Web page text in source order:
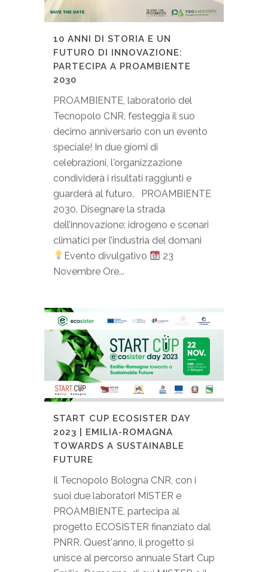
10 ANNI DI STORIA E UN
FUTURO DI INNOVAZIONE:
PARTECIPA A PROAMBIENTE
2030
PROAMBIENTE, laboratorio del
Tecnopolo CNR, festeggia il suo
decimo anniversario con un evento
speciale! In due giorni di
celebrazioni, l'organizzazione
condividerà i risultati raggiunti e
guarderà al futuro. PROAMBIENTE
2030. Disegnare la strada
dell’innovazione: idrogeno e scenari
climatici per l’industria del domani
Evento divulgativo
23
Novembre Ore...
START CUP ECOSISTER DAY
2023 | EMILIA-ROMAGNA
TOWARDS A SUSTAINABLE
FUTURE
Il Tecnopolo Bologna CNR, con i
suoi due laboratori MISTER e
PROAMBIENTE, partecipa al
progetto ECOSISTER finanziato dal
PNRR. Quest'anno, il progetto si
unisce al percorso annuale Start Cup